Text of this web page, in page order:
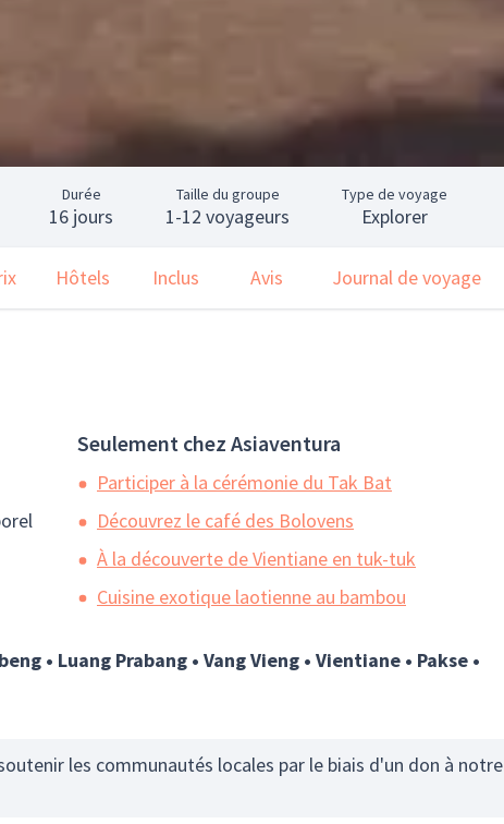
Durée
16 jours
Taille du groupe
1-12 voyageurs
Type de voyage
Explorer
Hôtels Inclus Avis Journal de voyage
Seulement chez Asiaventura
Participer à la cérémonie du Tak Bat
Découvrez le café des Bolovens
À la découverte de Vientiane en tuk-tuk
Cuisine exotique laotienne au bambou
• Luang Prabang • Vang Vieng • Vientiane • Pakse •
les communautés locales par le biais d'un don à notre